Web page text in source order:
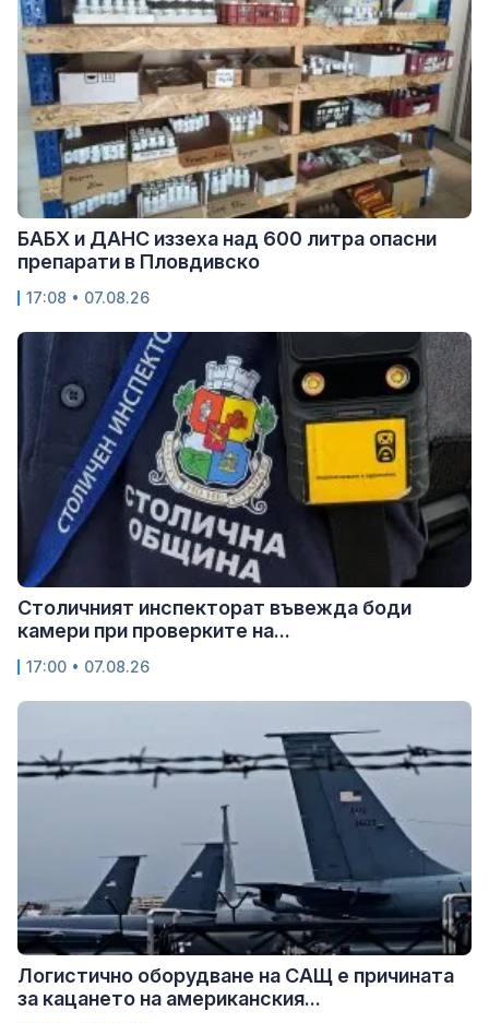
БАБХ и ДАНС иззеха над 600 литра опасни
препарати в Пловдивско
17:08 • 07.08.26
Столичният инспекторат въвежда боди
камери при проверките на...
17:00 • 07.08.26
Логистично оборудване на САЩ е причината
за кацането на американския...